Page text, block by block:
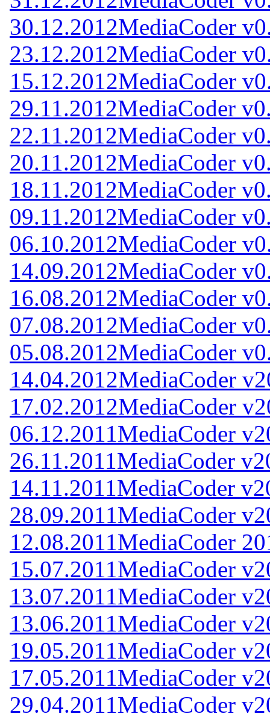
30.12.2012MediaCoder
23.12.2012MediaCoder
15.12.2012MediaCoder
29.11.2012MediaCoder
22.11.2012MediaCoder
20.11.2012MediaCoder
18.11.2012MediaCoder
09.11.2012MediaCoder
06.10.2012MediaCoder
14.09.2012MediaCoder
16.08.2012MediaCoder
07.08.2012MediaCoder
05.08.2012MediaCoder
14.04.2012MediaCoder
17.02.2012MediaCoder
06.12.2011 MediaCoder
26.11.2011 MediaCoder
14.11.2011 MediaCoder
28.09.2011 MediaCoder
12.08.2011 MediaCoder
15.07.2011 MediaCoder
13.07.2011 MediaCoder
13.06.2011 MediaCoder
19.05.2011 MediaCoder
17.05.2011 MediaCoder
29.04.2011 MediaCoder